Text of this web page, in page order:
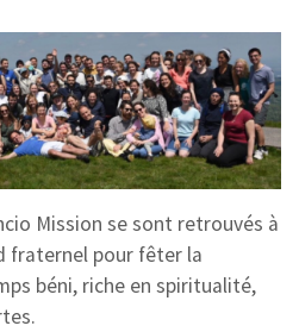
Mission se sont retrouvés à
fraternel pour fêter la
béni, riche en spiritualité,